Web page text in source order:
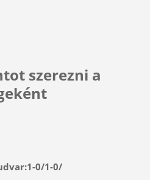
szerezni a
0/1-0/